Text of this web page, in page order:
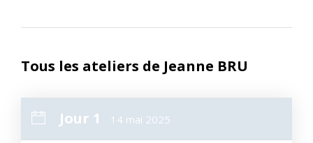
Tous les ateliers de Jeanne BRU
Jour 1 14 mai 2025